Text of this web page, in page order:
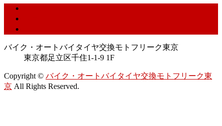
バイク・オートバイタイヤ交換モトフリーク東京
東京都足立区千住1-1-9 1F
Copyright © バイク・オートバイタイヤ交換モトフリーク東
京 All Rights Reserved.